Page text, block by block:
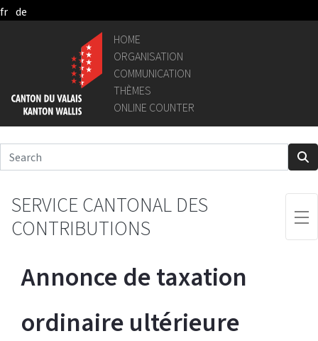
Skip to Main Content
fr de
HOME
ORGANISATION
COMMUNICATION
THÈMES
ONLINE COUNTER
SERVICE CANTONAL DES
CONTRIBUTIONS
Annonce de taxation
ordinaire ultérieure